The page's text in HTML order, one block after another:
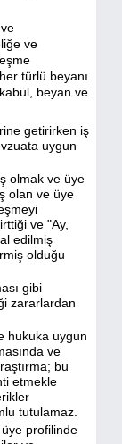
ve
türlü beyanı
beyan ve
getirirken iş
uygun
olmak ve üye
olan ve üye
ve "Ay,
edilmiş
olduğu
gibi
zararlardan
hukuka uygun
ve
bu
etmekle
tutulamaz.
profilinde